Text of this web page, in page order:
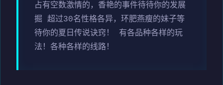
占有空数激情的，香艳的事件待待你的发展
掘 超过30名性格各异，环肥燕瘦的妹子等
待你的夏日传说诀窍！ 有各品种各样的玩
法！各种各样的线路！